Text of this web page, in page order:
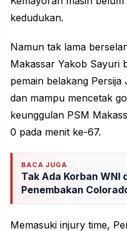
kedudukan.
Namun tak lama
Makassar Yakob Sayuri
pemain belakang
dan mampu mencetak
keunggulan PSM
0 pada menit ke-67.
BACA JUGA
Tak Ada Korban WNI
Penembakan
Memasuki injury time,